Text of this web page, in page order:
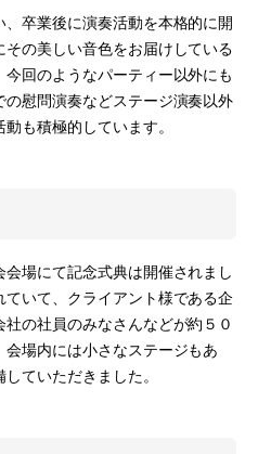
卒業後に演奏活動を本格的に開
の美しい音色をお届けしている
回のようなパーティー以外にも
慰問演奏などステージ演奏以外
も積極的しています。
場にて記念式典は開催されまし
いて、クライアント様である企
の社員のみなさんなどが約５０
場内には小さなステージもあ
ていただきました。